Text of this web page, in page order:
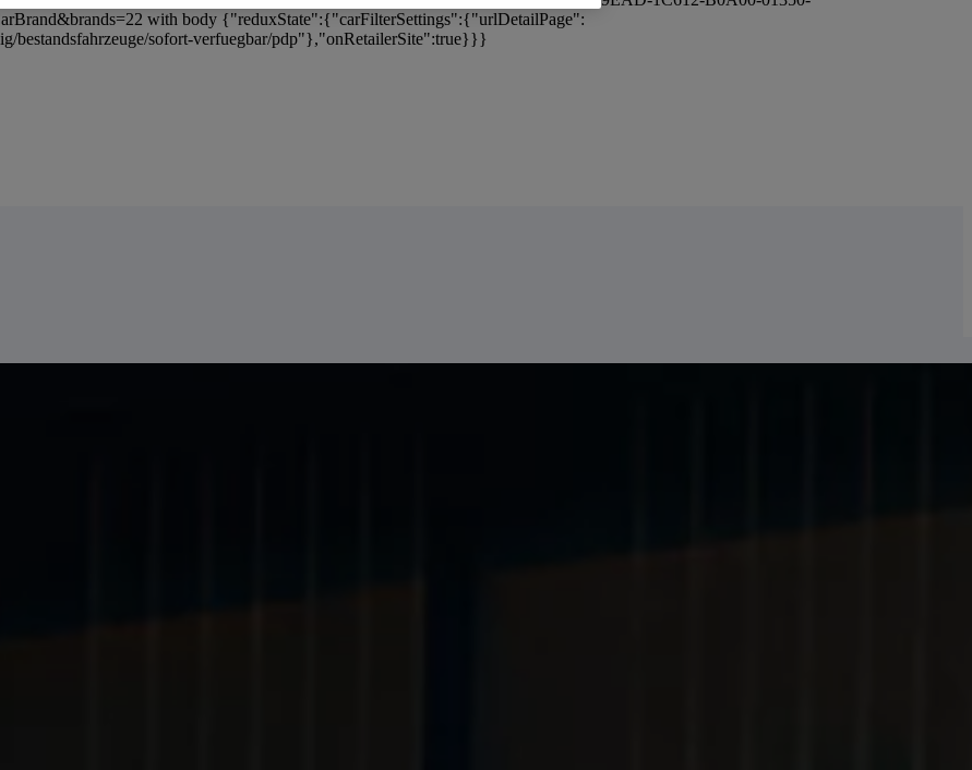
with body {"reduxState":{"carFilterSettings":{"urlDetailPage":
bestandsfahrzeuge/sofort-verfuegbar/pdp"},"onRetailerSite":true}}}